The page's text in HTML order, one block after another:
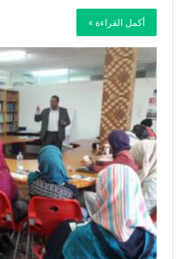
أكمل القراءة »